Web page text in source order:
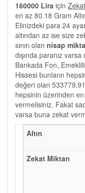
160000 Lira için
en az 80.18 Gram
Elinizdeki para 24
altından az ise size
sınırı olan nisap
dışında paranız
Bankada Fon,
Hissesi bunların
değeri olan
hepsinin üzerinden
vermelisiniz. Fakat
varsa buna zekat